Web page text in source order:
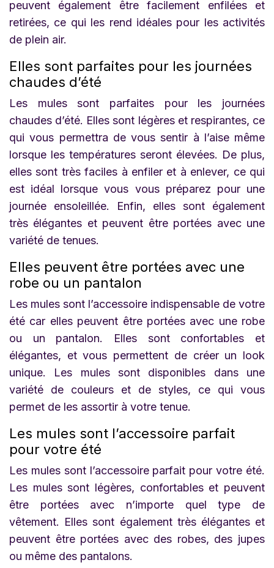
peuvent également être facilement enfilées et
retirées, ce qui les rend idéales pour les activités
de plein air.
Elles sont parfaites pour les journées
chaudes d’été
Les mules sont parfaites pour les journées
chaudes d’été. Elles sont légères et respirantes, ce
qui vous permettra de vous sentir à l’aise même
lorsque les températures seront élevées. De plus,
elles sont très faciles à enfiler et à enlever, ce qui
est idéal lorsque vous vous préparez pour une
journée ensoleillée. Enfin, elles sont également
très élégantes et peuvent être portées avec une
variété de tenues.
Elles peuvent être portées avec une
robe ou un pantalon
Les mules sont l’accessoire indispensable de votre
été car elles peuvent être portées avec une robe
ou un pantalon. Elles sont confortables et
élégantes, et vous permettent de créer un look
unique. Les mules sont disponibles dans une
variété de couleurs et de styles, ce qui vous
permet de les assortir à votre tenue.
Les mules sont l’accessoire parfait
pour votre été
Les mules sont l’accessoire parfait pour votre été.
Les mules sont légères, confortables et peuvent
être portées avec n’importe quel type de
vêtement. Elles sont également très élégantes et
peuvent être portées avec des robes, des jupes
ou même des pantalons.